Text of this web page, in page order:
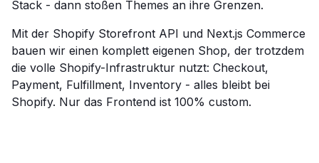
Stack - dann stoßen Themes an ihre Grenzen.
Mit der Shopify Storefront API und Next.js Commerce
bauen wir einen komplett eigenen Shop, der trotzdem
die volle Shopify-Infrastruktur nutzt: Checkout,
Payment, Fulfillment, Inventory - alles bleibt bei
Shopify. Nur das Frontend ist 100% custom.